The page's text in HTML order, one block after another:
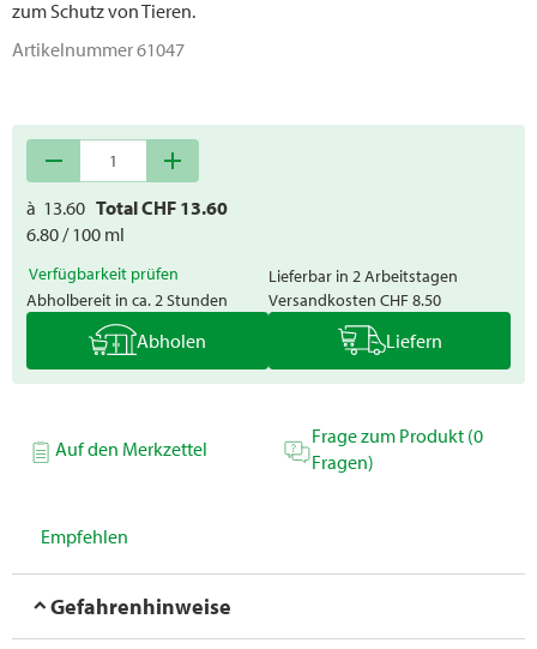
zum Schutz von Tieren.
Artikelnummer61047
remove add
à 13.60 Total CHF 13.60
6.80 / 100 ml
Verfügbarkeit prüfen
Abholbereit in ca. 2 Stunden
Lieferbar in 2 Arbeitstagen
Versandkosten CHF 8.50
Abholen Liefern
Auf den Merkzettel
Frage zum Produkt (0
Fragen)
Empfehlen
Gefahrenhinweise